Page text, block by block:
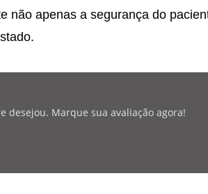
não apenas a segurança do
desejou. Marque sua avaliação agora!